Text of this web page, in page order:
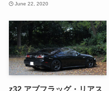
June 22, 2020